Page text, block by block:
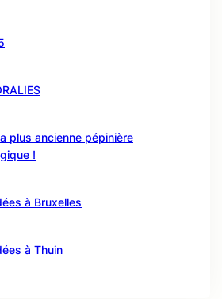
plus ancienne pépinière
!
à Bruxelles
à Thuin